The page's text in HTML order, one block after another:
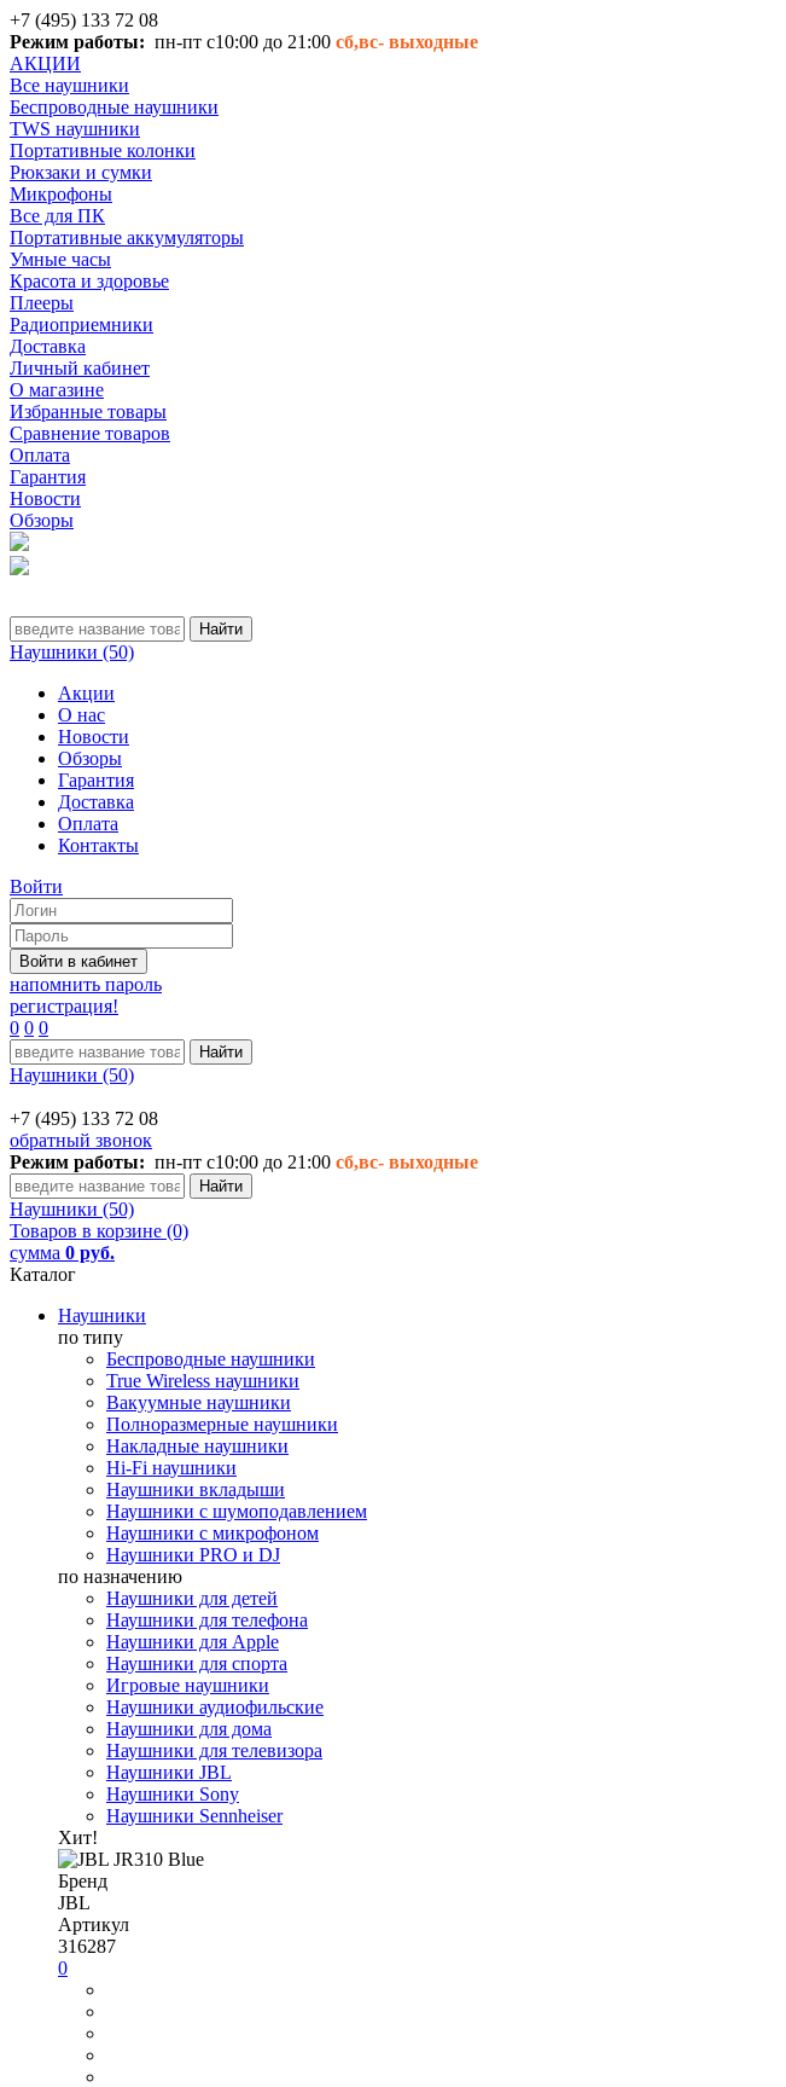
+7 (495) 133 72 08
Режим работы: пн-пт с10:00 до 21:00 сб,вс- выходные
АКЦИИ
Все наушники
Беспроводные наушники
TWS наушники
Портативные колонки
Рюкзаки и сумки
Микрофоны
Все для ПК
Портативные аккумуляторы
Умные часы
Красота и здоровье
Плееры
Радиоприемники
Доставка
Личный кабинет
О магазине
Избранные товары
Сравнение товаров
Оплата
Гарантия
Новости
Обзоры
Наушники (50)
Акции
О нас
Новости
Обзоры
Гарантия
Доставка
Оплата
Контакты
Войти
напомнить пароль
регистрация!
0 0 0
Наушники (50)
+7 (495) 133 72 08
обратный звонок
Режим работы: пн-пт с10:00 до 21:00 сб,вс- выходные
Наушники (50)
Товаров в корзине (0)
сумма 0 руб.
Каталог
Наушники
по типу
Беспроводные наушники
True Wireless наушники
Вакуумные наушники
Полноразмерные наушники
Накладные наушники
Hi-Fi наушники
Наушники вкладыши
Наушники с шумоподавлением
Наушники с микрофоном
Наушники PRO и DJ
по назначению
Наушники для детей
Наушники для телефона
Наушники для Apple
Наушники для спорта
Игровые наушники
Наушники аудиофильские
Наушники для дома
Наушники для телевизора
Наушники JBL
Наушники Sony
Наушники Sennheiser
Хит!
Бренд
JBL
Артикул
316287
0